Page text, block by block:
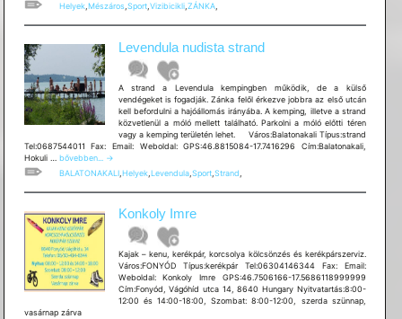
Helyek,Mészáros,Sport,Vizibicikli,ZÁNKA,
Levendula nudista strand
A strand a Levendula kempingben működik, de a külső
vendégeket is fogadják. Zánka felől érkezve jobbra az első utcán
kell befordulni a hajóállomás irányába. A kemping, illetve a strand
közvetlenül a móló mellett található. Parkolni a móló előtti téren
vagy a kemping területén lehet. Város:Balatonakali Típus:strand
Tel:0687544011 Fax: Email: Weboldal: GPS:46.8815084-17.7416296 Cím:Balatonakali,
Hokuli … Levendula
nudista
bővebben...
→
BALATONAKALI, Helyek, Levendula, Sport, Strand
Konkoly Imre
Kajak – kenu, kerékpár, korcsolya kölcsönzés és kerékpárszerviz.
Város:FONYÓD Típus:kerékpár Tel:06304146344 Fax: Email:
Weboldal: Konkoly Imre GPS:46.7506166-17.5686118999999
Cím:Fonyód, Vágóhíd utca 14, 8640 Hungary Nyitvatartás:8:00-
12:00 és 14:00-18:00, Szombat: 8:00-12:00, szerda szünnap,
vasárnap zárva